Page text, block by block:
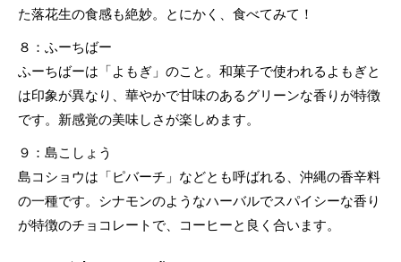
た落花生の食感も絶妙。とにかく、食べてみて！
８：ふーちばー
ふーちばーは「よもぎ」のこと。和菓子で使われるよもぎと
は印象が異なり、華やかで甘味のあるグリーンな香りが特徴
です。新感覚の美味しさが楽しめます。
９：島こしょう
島コショウは「ピバーチ」などとも呼ばれる、沖縄の香辛料
の一種です。シナモンのようなハーバルでスパイシーな香り
が特徴のチョコレートで、コーヒーと良く合います。